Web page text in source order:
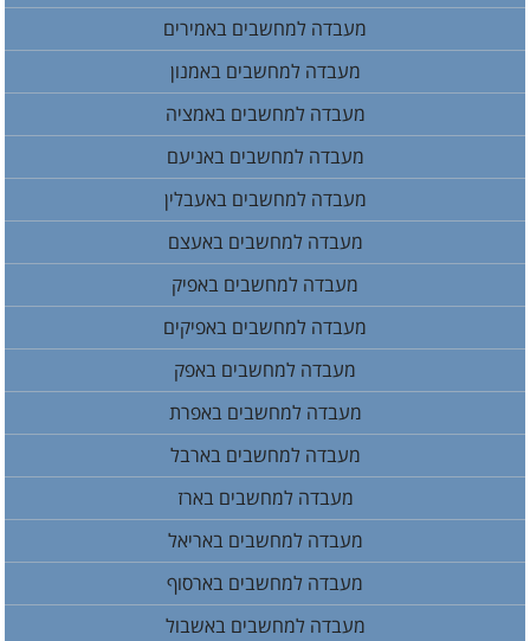
מעבדה למחשבים באמירים
מעבדה למחשבים באמנון
מעבדה למחשבים באמציה
מעבדה למחשבים באניעם
מעבדה למחשבים באעבלין
מעבדה למחשבים באעצם
מעבדה למחשבים באפיק
מעבדה למחשבים באפיקים
מעבדה למחשבים באפק
מעבדה למחשבים באפרת
מעבדה למחשבים בארבל
מעבדה למחשבים בארז
מעבדה למחשבים באריאל
מעבדה למחשבים בארסוף
מעבדה למחשבים באשבול